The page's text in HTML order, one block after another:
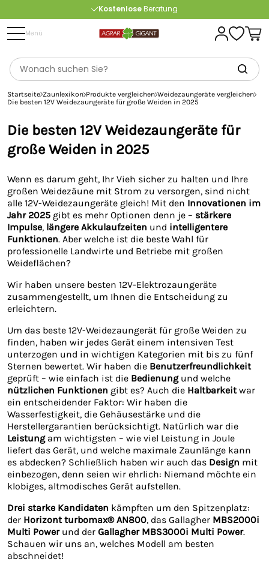
KostenloseBeratung
ab 175 € (in DE) – außer Sperrgut
Menü
Startseite Zaunlexikon Produkte vergleichen Weidezaungeräte vergleichen
Die besten 12V Weidezaungeräte für große Weiden in 2025
Die besten 12V Weidezaungeräte für
große Weiden in 2025
Wenn es darum geht, Ihr Vieh sicher zu halten und Ihre
großen Weidezäune mit Strom zu versorgen, sind nicht
alle 12V-Weidezaungeräte gleich! Mit den Innovationen im
Jahr 2025 gibt es mehr Optionen denn je – stärkere
Impulse, längere Akkulaufzeiten und intelligentere
Funktionen. Aber welche ist die beste Wahl für
professionelle Landwirte und Betriebe mit großen
Weideflächen?
Wir haben unsere besten 12V-Elektrozaungeräte
zusammengestellt, um Ihnen die Entscheidung zu
erleichtern.
Um das beste 12V-Weidezaungerät für große Weiden zu
finden, haben wir jedes Gerät einem intensiven Test
unterzogen und in wichtigen Kategorien mit bis zu fünf
Sternen bewertet. Wir haben die Benutzerfreundlichkeit
geprüft – wie einfach ist die Bedienungund welche
nützlichen Funktionen gibt es? Auch die Haltbarkeitwar
ein entscheidender Faktor: Wir haben die
Wasserfestigkeit, die Gehäusestärke und die
Herstellergarantien berücksichtigt. Natürlich war die
Leistungam wichtigsten – wie viel Leistung in Joule
liefert das Gerät, und welche maximale Zaunlänge kann
es abdecken? Schließlich haben wir auch das Design mit
einbezogen, denn seien wir ehrlich: Niemand möchte ein
klobiges, altmodisches Gerät aufstellen.
Drei starke Kandidaten kämpften um den Spitzenplatz:
der Horizont turbomax® AN800, das Gallagher MBS2000i
Multi Powerund der Gallagher MBS3000i Multi Power.
Schauen wir uns an, welches Modell am besten
abschneidet!